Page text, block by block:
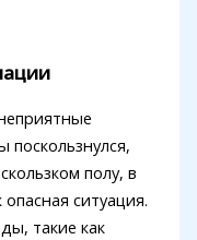
полу, в
опасная ситуация.
такие как